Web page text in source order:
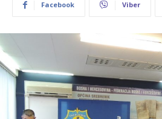
Facebook Viber